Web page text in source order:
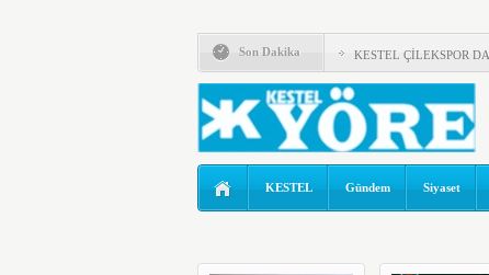
Son Dakika KESTEL ÇİLEKSPOR
Kestel’de Eğitim Caddesi
Türkiye Yeni Bir siyasi
ÖNCE KAFA YAPISI
KOLTUKTAR OĞLU
KESTEL Gündem Siyaset